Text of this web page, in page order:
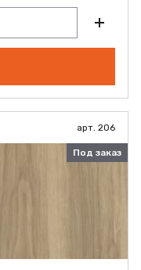
арт. 206
Под заказ